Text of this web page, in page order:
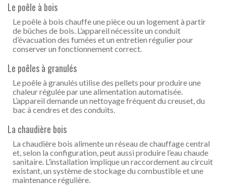
Le poêle à bois
Le poêle à bois chauffe une pièce ou un logement à partir
de bûches de bois. L’appareil nécessite un conduit
d’évacuation des fumées et un entretien régulier pour
conserver un fonctionnement correct.
Le poêles à granulés
Le poêle à granulés utilise des pellets pour produire une
chaleur régulée par une alimentation automatisée.
L’appareil demande un nettoyage fréquent du creuset, du
bac à cendres et des conduits.
La chaudière bois
La chaudière bois alimente un réseau de chauffage central
et, selon la configuration, peut aussi produire l’eau chaude
sanitaire. L’installation implique un raccordement au circuit
existant, un système de stockage du combustible et une
maintenance régulière.